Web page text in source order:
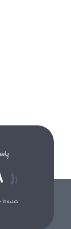
))
شنبه تا